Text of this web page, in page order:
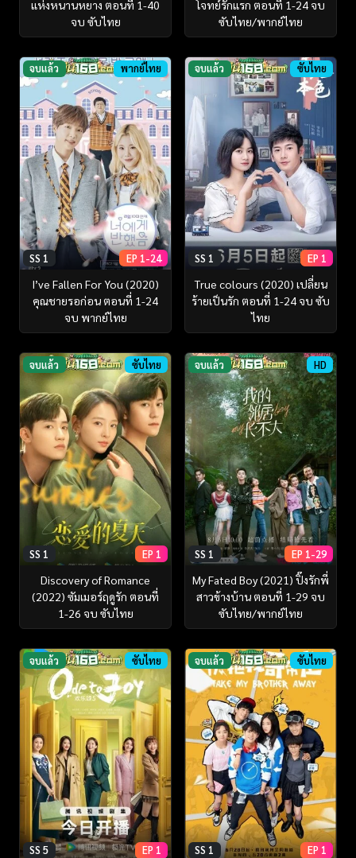
แห่งหนานหยาง ตอนที่ 1-40
จบ ซับไทย
โจทย์รักแรก ตอนที่ 1-24 จบ
ซับไทย/พากย์ไทย
จบแล้ว พากย์ไทย
SS 1 EP 1-24
I’ve Fallen For You (2020)
คุณชายรอก่อน ตอนที่ 1-24
จบ พากย์ไทย
จบแล้ว ซับไทย
SS 1 EP 1
True colours (2020) เปลี่ยน
ร้ายเป็นรัก ตอนที่ 1-24 จบ ซับ
ไทย
จบแล้ว ซับไทย
SS 1 EP 1
Discovery of Romance
(2022) ซัมเมอร์ฤดูรัก ตอนที่
1-26 จบ ซับไทย
จบแล้ว HD
SS 1 EP 1-29
My Fated Boy (2021) ปิ๊งรักพี่
สาวข้างบ้าน ตอนที่ 1-29 จบ
ซับไทย/พากย์ไทย
จบแล้ว ซับไทย
SS 5 EP 1
จบแล้ว ซับไทย
SS 1 EP 1